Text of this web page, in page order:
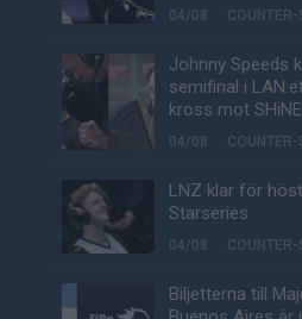
04/08 COUNTER-
Johnny Speeds
semifinal i
kross mot SHiNE
04/08 COUNTER-
LNZ klar för
Starseries
04/08 COUNTER-
Biljetterna till